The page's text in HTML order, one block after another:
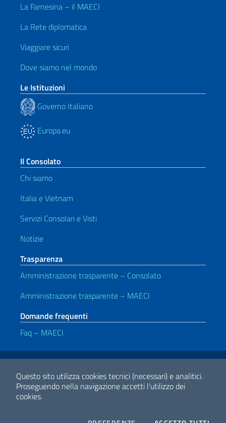
Questo sito utilizza cookies tecnici (necessari) e analitici.
Proseguendo nella navigazione accetti l'utilizzo dei
cookies.
La Farnesina – il MAECI
La Rete diplomatica
Viaggiare sicuri
Dove siamo nel mondo
Le Istituzioni
Governo Italiano
Europa.eu
Il Consolato
Chi siamo
Italia e Vietnam
Servizi Consolari e Visti
Notizie
Trasparenza
Amministrazione trasparente – Consolato
Amministrazione trasparente – MAECI
Domande frequenti
Faq – MAECI
Link Utili